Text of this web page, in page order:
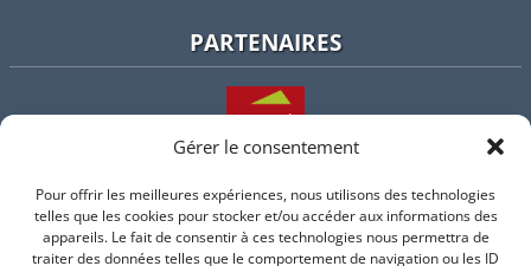
Gérer le consentement
Pour offrir les meilleures expériences, nous utilisons des technologies
telles que les cookies pour stocker et/ou accéder aux informations des
appareils. Le fait de consentir à ces technologies nous permettra de
traiter des données telles que le comportement de navigation ou les ID
PARTENAIRES
L'intercommunalité